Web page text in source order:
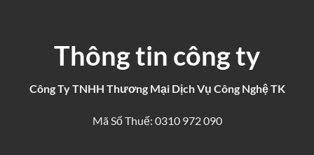
Thông tin công ty
Công Ty TNHH Thương Mại Dịch Vụ Công Nghệ TK
Mã Số Thuế: 0310 972 090